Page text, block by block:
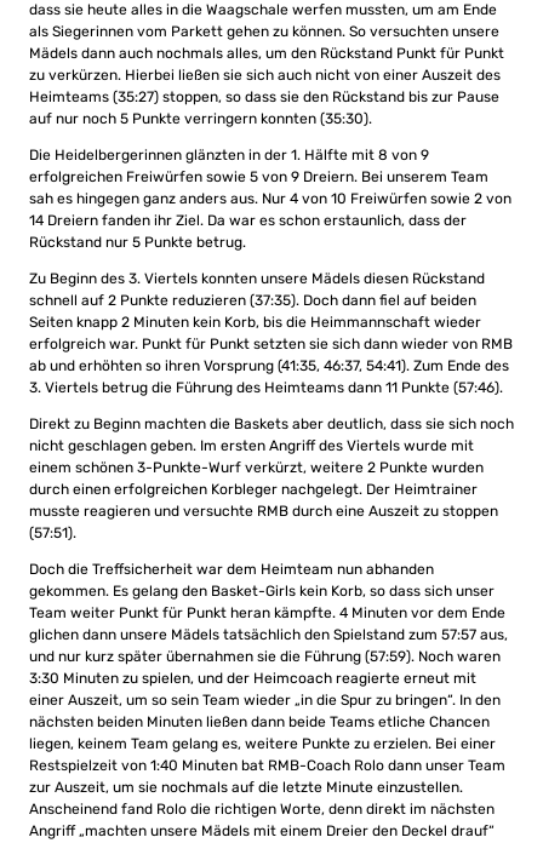
dass sie heute alles in die Waagschale werfen mussten, um am Ende
als Siegerinnen vom Parkett gehen zu können. So versuchten unsere
Mädels dann auch nochmals alles, um den Rückstand Punkt für Punkt
zu verkürzen. Hierbei ließen sie sich auch nicht von einer Auszeit des
Heimteams (35:27) stoppen, so dass sie den Rückstand bis zur Pause
auf nur noch 5 Punkte verringern konnten (35:30).
Die Heidelbergerinnen glänzten in der 1. Hälfte mit 8 von 9
erfolgreichen Freiwürfen sowie 5 von 9 Dreiern. Bei unserem Team
sah es hingegen ganz anders aus. Nur 4 von 10 Freiwürfen sowie 2 von
14 Dreiern fanden ihr Ziel. Da war es schon erstaunlich, dass der
Rückstand nur 5 Punkte betrug.
Zu Beginn des 3. Viertels konnten unsere Mädels diesen Rückstand
schnell auf 2 Punkte reduzieren (37:35). Doch dann fiel auf beiden
Seiten knapp 2 Minuten kein Korb, bis die Heimmannschaft wieder
erfolgreich war. Punkt für Punkt setzten sie sich dann wieder von RMB
ab und erhöhten so ihren Vorsprung (41:35, 46:37, 54:41). Zum Ende des
3. Viertels betrug die Führung des Heimteams dann 11 Punkte (57:46).
Direkt zu Beginn machten die Baskets aber deutlich, dass sie sich noch
nicht geschlagen geben. Im ersten Angriff des Viertels wurde mit
einem schönen 3-Punkte-Wurf verkürzt, weitere 2 Punkte wurden
durch einen erfolgreichen Korbleger nachgelegt. Der Heimtrainer
musste reagieren und versuchte RMB durch eine Auszeit zu stoppen
(57:51).
Doch die Treffsicherheit war dem Heimteam nun abhanden
gekommen. Es gelang den Basket-Girls kein Korb, so dass sich unser
Team weiter Punkt für Punkt heran kämpfte. 4 Minuten vor dem Ende
glichen dann unsere Mädels tatsächlich den Spielstand zum 57:57 aus,
und nur kurz später übernahmen sie die Führung (57:59). Noch waren
3:30 Minuten zu spielen, und der Heimcoach reagierte erneut mit
einer Auszeit, um so sein Team wieder „in die Spur zu bringen“. In den
nächsten beiden Minuten ließen dann beide Teams etliche Chancen
liegen, keinem Team gelang es, weitere Punkte zu erzielen. Bei einer
Restspielzeit von 1:40 Minuten bat RMB-Coach Rolo dann unser Team
zur Auszeit, um sie nochmals auf die letzte Minute einzustellen.
Anscheinend fand Rolo die richtigen Worte, denn direkt im nächsten
Angriff „machten unsere Mädels mit einem Dreier den Deckel drauf“